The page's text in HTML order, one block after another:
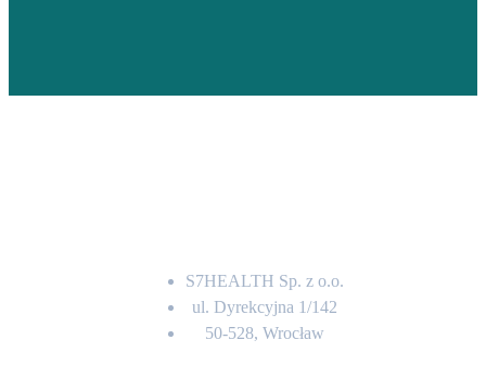
S7HEALTH Sp. z o.o.
ul. Dyrekcyjna 1/142
50-528, Wrocław